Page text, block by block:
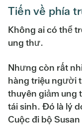
Tiến về phía
Không ai có thể
ung thư.
Nhưng còn rất
hàng triệu người
thuyên giảm
tái sinh. Đó là lý
Cuộc đi bộ